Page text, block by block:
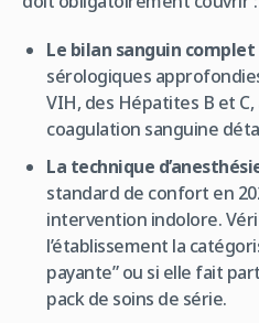
Le bilan sanguin complet
sérologiques
VIH, des Hépatites B et
coagulation sanguine
La technique
standard de confort en
intervention indolore.
l’établissement la
payante” ou si elle fait
pack de soins de série.